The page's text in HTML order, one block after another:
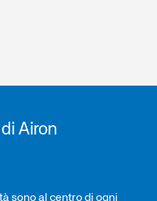
Airon
sono al centro di ogni